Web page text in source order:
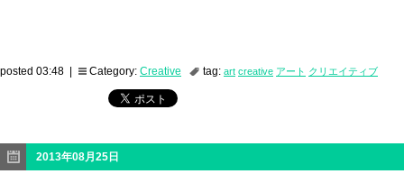
posted 03:48 | Category: Creative tag: art creative アート クリエイティブ
2013年08月25日